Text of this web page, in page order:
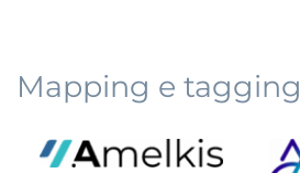
Mapping e tagging